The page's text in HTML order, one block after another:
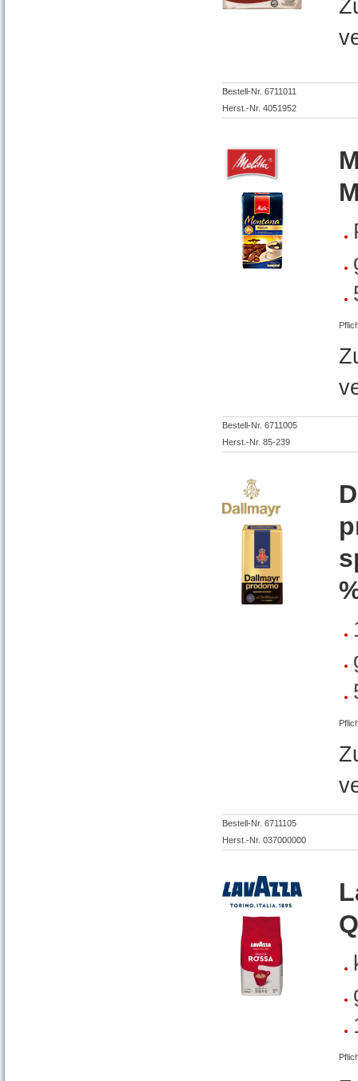
Bestell-Nr. 6711011
Herst.-Nr. 4051952
Bestell-Nr. 6711005
Herst.-Nr. 85-239
Bestell-Nr. 6711105
Herst.-Nr. 037000000